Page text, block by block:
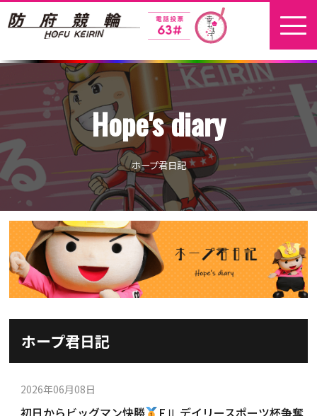
ホーム
新着情報
地元選手
お問い合わせ
開催日程
本場開催
パンフレット
出場予定選手
施設ガイド
施設紹介
有料席
車券の購入方法
その他
Hope's diary
ホープ君日記
ホープ君日記
2026年06月08日
初日からビッグマン快勝
FⅡ デイリースポーツ杯争奪